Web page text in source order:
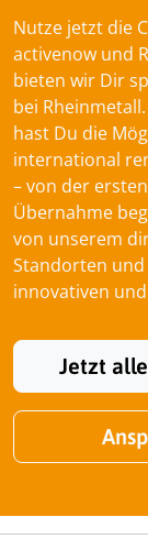
Nutze jetzt die
activenow und
bieten wir Dir
bei
hast Du die
international
– von der
Übernahme
von unserem
Standorten und
innovativen
Jetzt